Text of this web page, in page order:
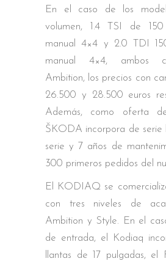
En el caso de los
volumen, 1.4 TSI de
manual 4×4 y 2.0 TDI
manual 4×4, ambos
Ambition, los precios con
26.500 y 28.500 euros
Además, como oferta
ŠKODA incorpora de serie
serie y 7 años de
300 primeros pedidos del
El KODIAQ se
con tres niveles de
Ambition y Style. En el
de entrada, el Kodiaq
llantas de 17 pulgadas, el